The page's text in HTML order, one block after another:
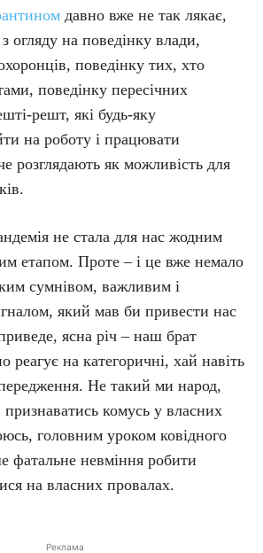
давно вже не так лякає,
огляду на поведінку влади,
поведінку тих, хто
поведінку пересічних
решт, які будь-яку
на роботу і працювати
розглядають як можливість для
не стала для нас жодним
етапом. Проте – і це вже немало
сумнівом, важливим і
який мав би привести нас
ясна річ – наш брат
реагує на категоричні, хай навіть
Не такий ми народ,
комусь у власних
головним уроком ковідного
фатальне невміння робити
на власних провалах.
Реклама